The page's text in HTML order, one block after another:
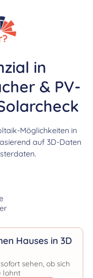
in
& PV-
Möglichkeiten in
auf 3D-Daten
Hauses in 3D
sehen, ob sich
lohnt